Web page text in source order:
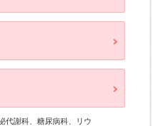
代謝科、糖尿病科、リウ